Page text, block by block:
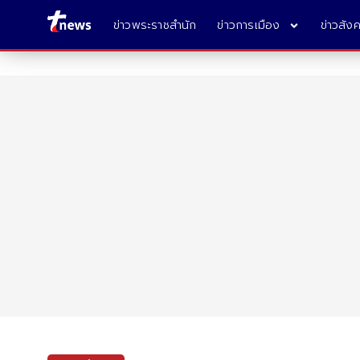
ข่าวพระราชสำนัก ข่าวการเมือง ข่าวสัง